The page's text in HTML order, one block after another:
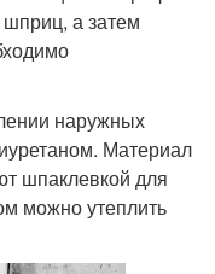
а затем
наружных
Материал
шпаклевкой для
можно утеплить